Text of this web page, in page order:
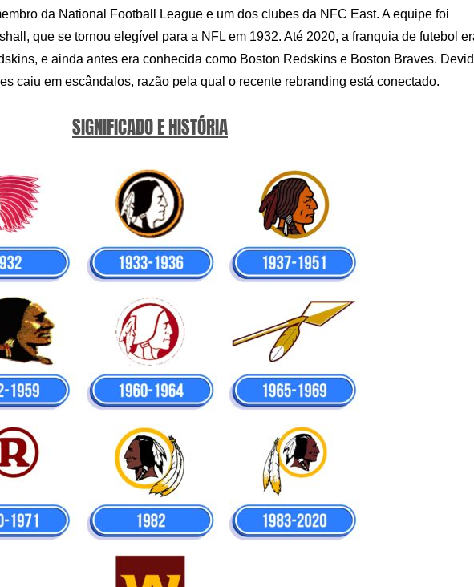
da National Football League e um dos clubes da NFC East. A equipe foi
que se tornou elegível para a NFL em 1932. Até 2020, a franquia de futebol
e ainda antes era conhecida como Boston Redskins e Boston Braves.
caiu em escândalos, razão pela qual o recente rebranding está conectado.
SIGNIFICADO E HISTÓRIA